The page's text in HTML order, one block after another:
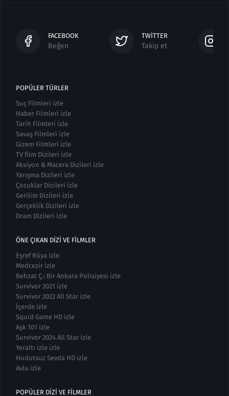
FACEBOOK
Beğen
TWITTER
Takip et
POPÜLER TÜRLER
Suç Filmleri izle
Haber Filmleri izle
Tarih Filmleri izle
Savaş Filmleri izle
Gizem Filmleri izle
TV film Dizileri izle
Aksiyon & Macera Dizileri izle
Yarışma Dizileri izle
Çocuklar Dizileri izle
Gerilim Dizileri izle
Gerçeklik Dizileri izle
Dram Dizileri izle
ÖNE ÇIKAN DIZI VE FILMLER
Eşref Rüya izle
Medcezir izle
Behzat Ç.: Bir Ankara Polisiyesi izle
Survivor 2021 izle
Survivor 2022 All Star izle
İçerde izle
Squid Game HD izle
Aşk 101 izle
Survivor 2024 All Star izle
Yeraltı izle izle
Hudutsuz Sevda HD izle
Avlu izle
POPÜLER DIZI VE FILMLER